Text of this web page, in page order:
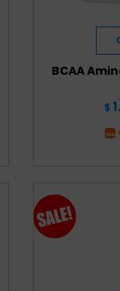
BCAA
$